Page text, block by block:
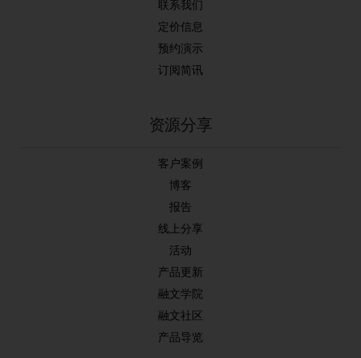
联系我们
定价信息
预约演示
订阅简讯
资源分享
客户案例
博客
报告
线上分享
活动
产品更新
融文学院
融文社区
产品导览